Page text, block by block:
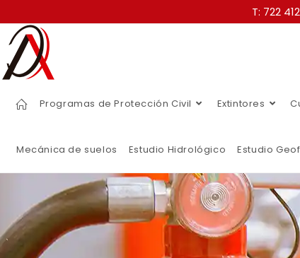
T: 722
Programas de Protección Civil Extintores
Mecánica de suelos Estudio Hidrológico Estudio